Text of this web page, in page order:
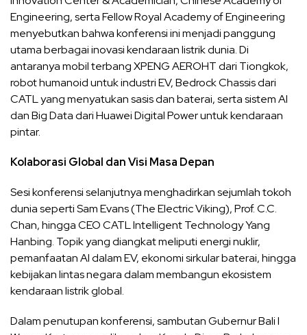
Engineering, serta Fellow Royal Academy of Engineering
menyebutkan bahwa konferensi ini menjadi panggung
utama berbagai inovasi kendaraan listrik dunia. Di
antaranya mobil terbang XPENG AEROHT dari Tiongkok,
robot humanoid untuk industri EV, Bedrock Chassis dari
CATL yang menyatukan sasis dan baterai, serta sistem AI
dan Big Data dari Huawei Digital Power untuk kendaraan
pintar.
Kolaborasi Global dan Visi Masa Depan
Sesi konferensi selanjutnya menghadirkan sejumlah tokoh
dunia seperti Sam Evans (The Electric Viking), Prof. C.C.
Chan, hingga CEO CATL Intelligent Technology Yang
Hanbing. Topik yang diangkat meliputi energi nuklir,
pemanfaatan AI dalam EV, ekonomi sirkular baterai, hingga
kebijakan lintas negara dalam membangun ekosistem
kendaraan listrik global.
Dalam penutupan konferensi, sambutan Gubernur Bali I